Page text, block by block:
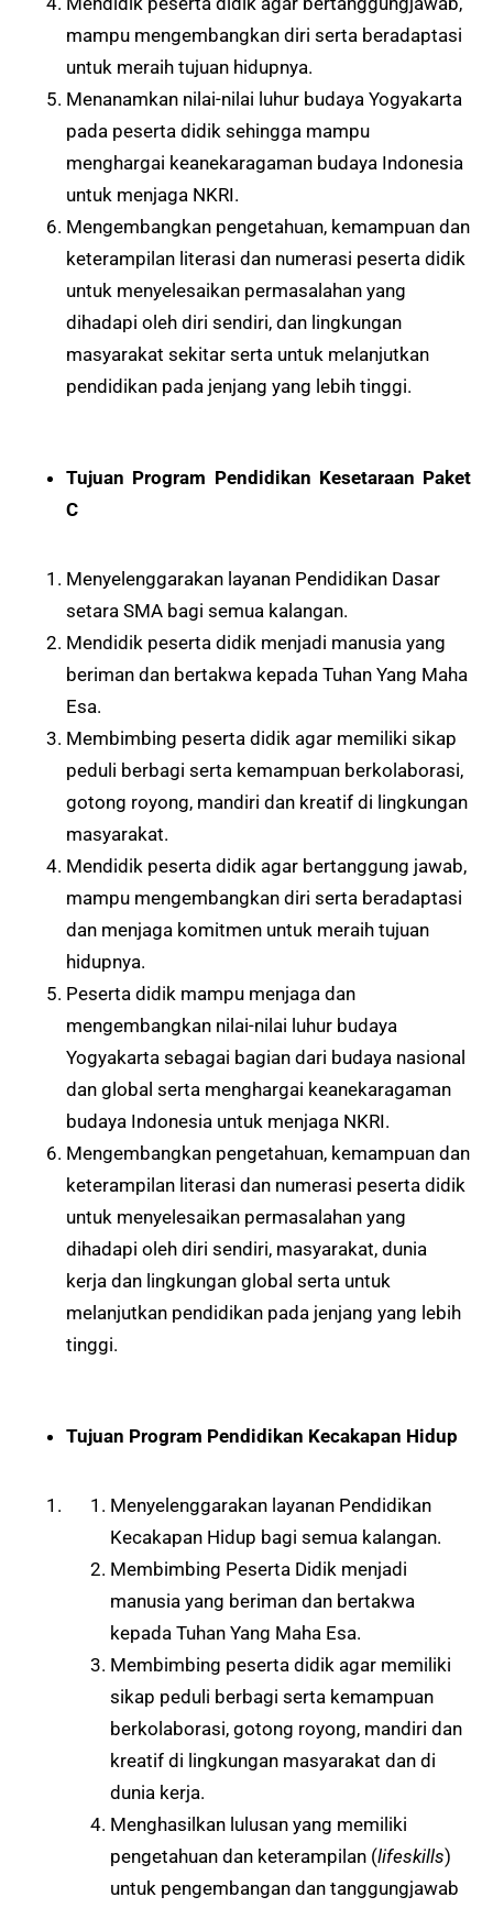
mampu mengembangkan diri serta beradaptasi
untuk meraih tujuan hidupnya.
Menanamkan nilai-nilai luhur budaya Yogyakarta
pada peserta didik sehingga mampu
menghargai keanekaragaman budaya Indonesia
untuk menjaga NKRI.
Mengembangkan pengetahuan, kemampuan dan
keterampilan literasi dan numerasi peserta didik
untuk menyelesaikan permasalahan yang
dihadapi oleh diri sendiri, dan lingkungan
masyarakat sekitar serta untuk melanjutkan
pendidikan pada jenjang yang lebih tinggi.
Tujuan Program Pendidikan Kesetaraan Paket
C
Menyelenggarakan layanan Pendidikan Dasar
setara SMA bagi semua kalangan.
Mendidik peserta didik menjadi manusia yang
beriman dan bertakwa kepada Tuhan Yang Maha
Esa.
Membimbing peserta didik agar memiliki sikap
peduli berbagi serta kemampuan berkolaborasi,
gotong royong, mandiri dan kreatif di lingkungan
masyarakat.
Mendidik peserta didik agar bertanggung jawab,
mampu mengembangkan diri serta beradaptasi
dan menjaga komitmen untuk meraih tujuan
hidupnya.
Peserta didik mampu menjaga dan
mengembangkan nilai-nilai luhur budaya
Yogyakarta sebagai bagian dari budaya nasional
dan global serta menghargai keanekaragaman
budaya Indonesia untuk menjaga NKRI.
Mengembangkan pengetahuan, kemampuan dan
keterampilan literasi dan numerasi peserta didik
untuk menyelesaikan permasalahan yang
dihadapi oleh diri sendiri, masyarakat, dunia
kerja dan lingkungan global serta untuk
melanjutkan pendidikan pada jenjang yang lebih
tinggi.
Tujuan Program Pendidikan Kecakapan Hidup
Menyelenggarakan layanan Pendidikan
Kecakapan Hidup bagi semua kalangan.
Membimbing Peserta Didik menjadi
manusia yang beriman dan bertakwa
kepada Tuhan Yang Maha Esa.
Membimbing peserta didik agar memiliki
sikap peduli berbagi serta kemampuan
berkolaborasi, gotong royong, mandiri dan
kreatif di lingkungan masyarakat dan di
dunia kerja.
Menghasilkan lulusan yang memiliki
pengetahuan dan keterampilan (lifeskills)
untuk pengembangan dan tanggungjawab